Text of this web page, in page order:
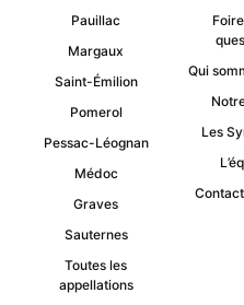
Pauillac
Margaux
Saint-Émilion
Pomerol
Pessac-Léognan
Médoc
Graves
Sauternes
Toutes les
appellations
Qui
Les